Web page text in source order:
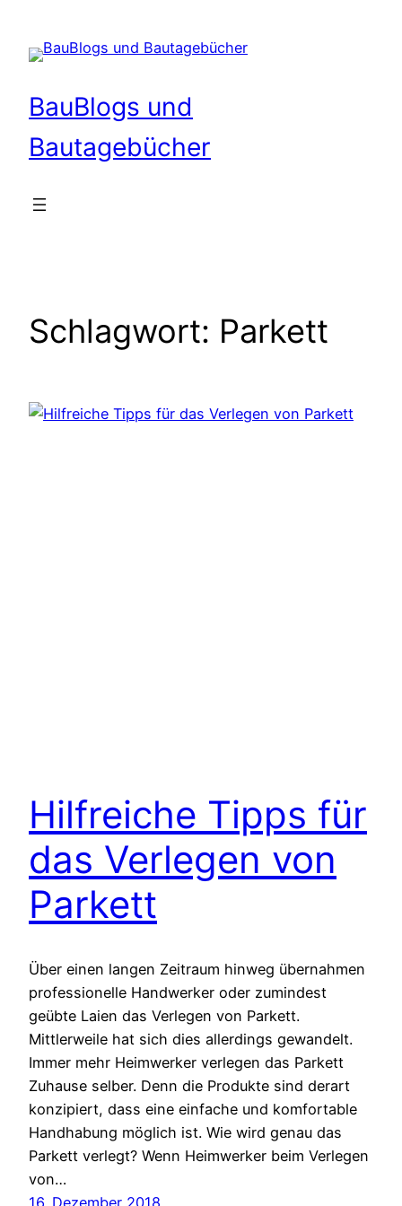
Inhalt
springen
BauBlogs und
Bautagebücher
Schlagwort: Parkett
Hilfreiche Tipps für
das Verlegen von
Parkett
Über einen langen Zeitraum hinweg übernahmen
professionelle Handwerker oder zumindest
geübte Laien das Verlegen von Parkett.
Mittlerweile hat sich dies allerdings gewandelt.
Immer mehr Heimwerker verlegen das Parkett
Zuhause selber. Denn die Produkte sind derart
konzipiert, dass eine einfache und komfortable
Handhabung möglich ist. Wie wird genau das
Parkett verlegt? Wenn Heimwerker beim Verlegen
von…